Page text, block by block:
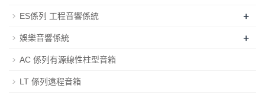
ES係列 工程音響係統 +
娛樂音響係統 +
AC 係列有源線性柱型音箱
LT 係列遠程音箱